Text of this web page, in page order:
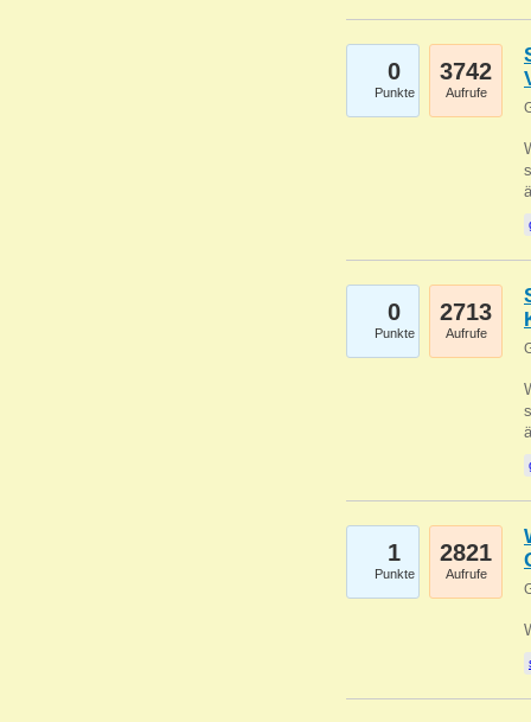
0
Punkte
3742
Aufrufe
0
Punkte
2713
Aufrufe
1
Punkte
2821
Aufrufe